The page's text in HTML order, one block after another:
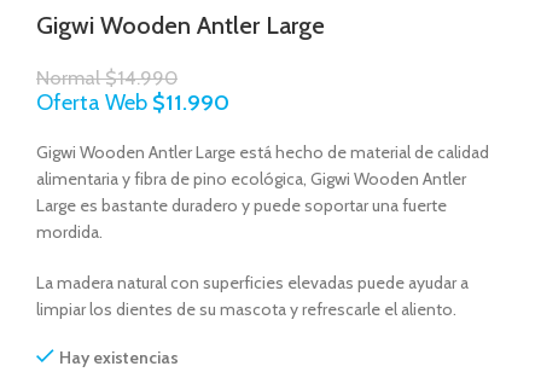
Gigwi Wooden Antler Large
Normal$14.990
Oferta Web $11.990
Gigwi Wooden Antler Large está hecho de material de calidad
alimentaria y fibra de pino ecológica, Gigwi Wooden Antler
Large es bastante duradero y puede soportar una fuerte
mordida.
La madera natural con superficies elevadas puede ayudar a
limpiar los dientes de su mascota y refrescarle el aliento.
Hay existencias